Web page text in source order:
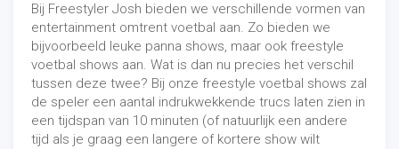
Bij Freestyler Josh bieden we verschillende vormen van
entertainment omtrent voetbal aan. Zo bieden we
bijvoorbeeld leuke panna shows, maar ook freestyle
voetbal shows aan. Wat is dan nu precies het verschil
tussen deze twee? Bij onze freestyle voetbal shows zal
de speler een aantal indrukwekkende trucs laten zien in
een tijdspan van 10 minuten (of natuurlijk een andere
tijd als je graag een langere of kortere show wilt